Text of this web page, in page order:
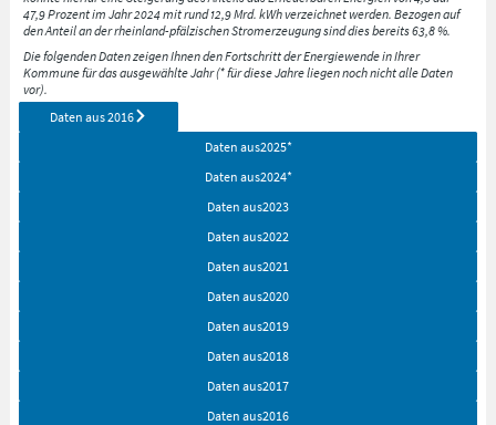
47,9 Prozent im Jahr 2024 mit rund 12,9 Mrd. kWh verzeichnet werden. Bezogen auf
den Anteil an der rheinland-pfälzischen Stromerzeugung sind dies bereits 63,8 %.
Die folgenden Daten zeigen Ihnen den Fortschritt der Energiewende in Ihrer
Kommune für das ausgewählte Jahr (* für diese Jahre liegen noch nicht alle Daten
vor).
Daten aus2016
Daten aus2025*
Daten aus2024*
Daten aus2023
Daten aus2022
Daten aus2021
Daten aus2020
Daten aus2019
Daten aus2018
Daten aus2017
Daten aus2016